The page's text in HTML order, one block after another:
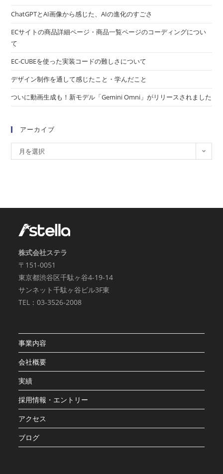
ChatGPTとAI画像から感じた、AIの進化のすごさ
ECサイトの商品詳細ページ・商品一覧ページのコーディングについ
て
EC-CUBEを使った実装コードの難しさについて
デザイン制作を通して感じたこと・学んだこと
ついに動画生成も！新モデル「Gemini Omni」がリリースされました
アーカイブ
月を選択
株式会社ステラ
〒151-0051
東京都渋谷区千駄ヶ谷4-19-14
サンネット千駄ヶ谷ビル3F東
TEL：03-3526-2008
事業内容
会社概要
実績
採用情報・エントリー
アクセス
ブログ